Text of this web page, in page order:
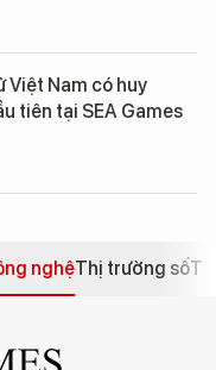
Việt Nam có huy
tiên tại SEA Games
nghệThị trường số